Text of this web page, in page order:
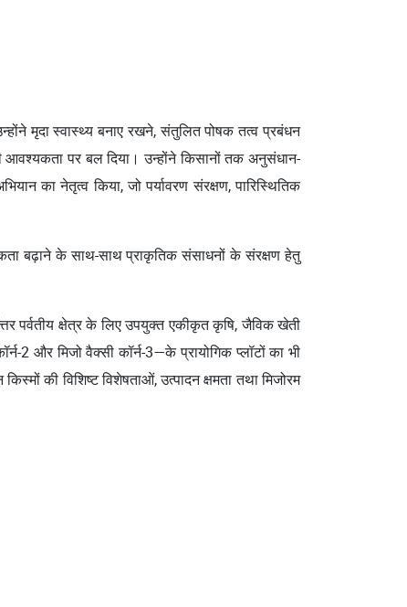
मृदा स्वास्थ्य बनाए रखने, संतुलित पोषक तत्व प्रबंधन
आवश्यकता पर बल दिया। उन्होंने किसानों तक अनुसंधान-
का नेतृत्व किया, जो पर्यावरण संरक्षण, पारिस्थितिक
बढ़ाने के साथ-साथ प्राकृतिक संसाधनों के संरक्षण हेतु
पर्वतीय क्षेत्र के लिए उपयुक्त एकीकृत कृषि, जैविक खेती
2 और मिजो वैक्सी कॉर्न-3—के प्रायोगिक प्लॉटों का भी
की विशिष्ट विशेषताओं, उत्पादन क्षमता तथा मिजोरम